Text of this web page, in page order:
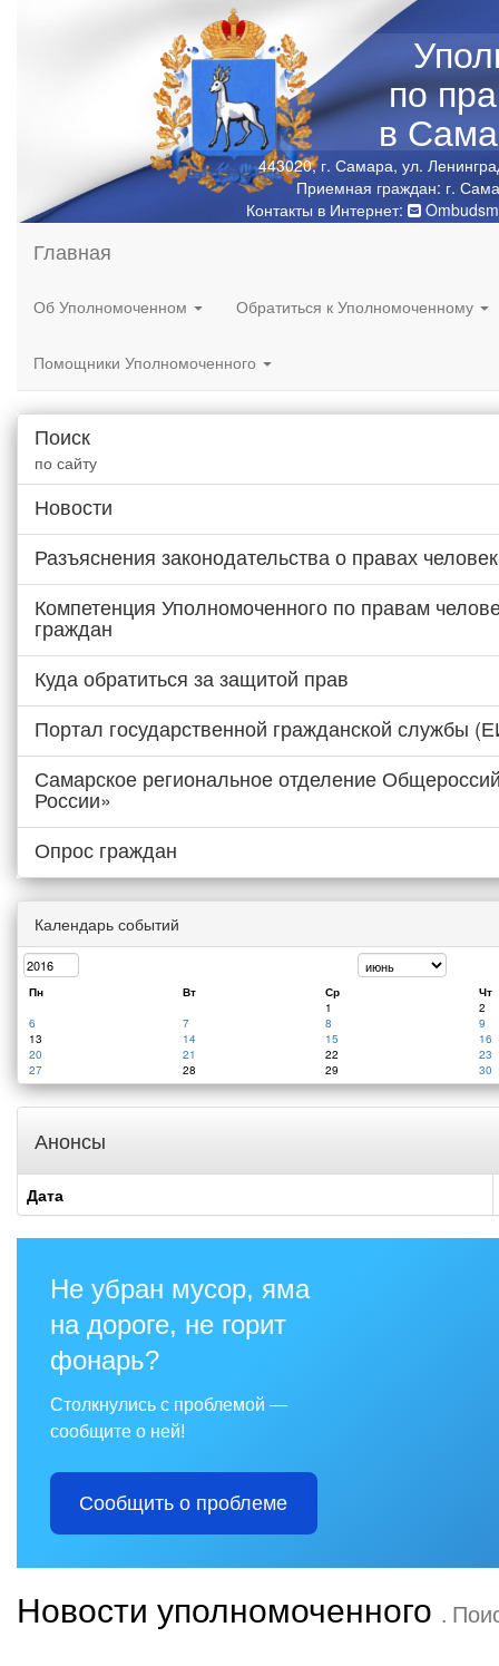
по
в
443020, г. Самара, ул.
Приемная граждан: г.
Контакты в Интернет:
Главная
Об Уполномоченном Обратиться к Уполномоченному
Помощники Уполномоченного
Поиск
по сайту
Новости
Разъяснения законодательства о правах
Компетенция Уполномоченного по правам
граждан
Куда обратиться за защитой прав
Портал государственной гражданской службы
Самарское региональное отделение
России»
Опрос граждан
Календарь событий
Пн Вт Ср
Чт
1
2
6
7 8
9
13
14 15
16
20
21 22
23
27
28 29 30
Анонсы
Дата
Не убран мусор, яма
на дороге, не горит
фонарь?
Столкнулись с проблемой —
сообщите о ней!
Сообщить о проблеме
Новости уполномоченного .